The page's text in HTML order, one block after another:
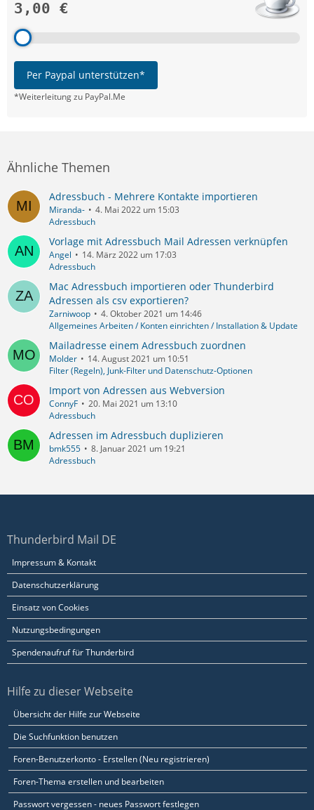
3,00 €
Per Paypal unterstützen*
*Weiterleitung zu PayPal.Me
Ähnliche Themen
Adressbuch - Mehrere Kontakte importieren
Miranda-
4. Mai 2022 um 15:03
Adressbuch
Vorlage mit Adressbuch Mail Adressen verknüpfen
Angel
14. März 2022 um 17:03
Adressbuch
Mac Adressbuch importieren oder Thunderbird
Adressen als csv exportieren?
Zarniwoop
4. Oktober 2021 um 14:46
Allgemeines Arbeiten / Konten einrichten / Installation & Update
Mailadresse einem Adressbuch zuordnen
Molder
14. August 2021 um 10:51
Filter (Regeln), Junk-Filter und Datenschutz-Optionen
Import von Adressen aus Webversion
ConnyF
20. Mai 2021 um 13:10
Adressbuch
Adressen im Adressbuch duplizieren
bmk555
8. Januar 2021 um 19:21
Adressbuch
Thunderbird Mail DE
Impressum & Kontakt
Datenschutzerklärung
Einsatz von Cookies
Nutzungsbedingungen
Spendenaufruf für Thunderbird
Hilfe zu dieser Webseite
Übersicht der Hilfe zur Webseite
Die Suchfunktion benutzen
Foren-Benutzerkonto - Erstellen (Neu registrieren)
Foren-Thema erstellen und bearbeiten
Passwort vergessen - neues Passwort festlegen